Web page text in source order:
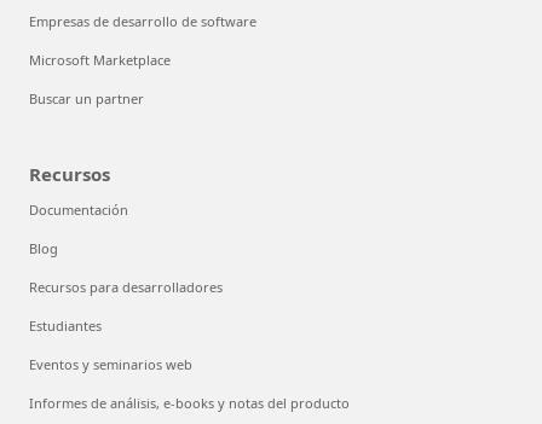
Empresas de desarrollo de software
Microsoft Marketplace
Buscar un partner
Recursos
Documentación
Blog
Recursos para desarrolladores
Estudiantes
Eventos y seminarios web
Informes de análisis, e-books y notas del producto